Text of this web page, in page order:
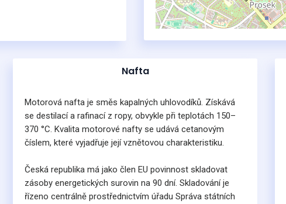
2
Nafta
Motorová nafta je směs kapalných uhlovodíků. Získává
se destilací a rafinací z ropy, obvykle při teplotách 150–
370 °C. Kvalita motorové nafty se udává cetanovým
číslem, které vyjadřuje její vznětovou charakteristiku.
Česká republika má jako člen EU povinnost skladovat
zásoby energetických surovin na 90 dní. Skladování je
řízeno centrálně prostřednictvím úřadu Správa státních